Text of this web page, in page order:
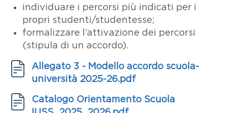
individuare i percorsi più indicati per i
propri studenti/studentesse;
formalizzare l’attivazione dei percorsi
(stipula di un accordo).
Documenti
Documento
Allegato 3 - Modello accordo scuola-
università 2025-26.pdf
Documento
Catalogo Orientamento Scuola